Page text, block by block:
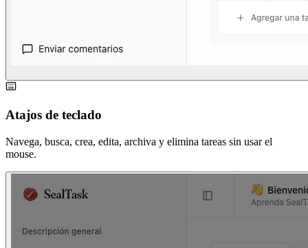
Atajos de teclado
Navega, busca, crea, edita, archiva y elimina tareas sin usar el
mouse.